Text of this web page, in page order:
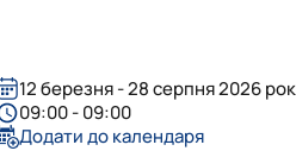
системами»
12 березня - 28 серпня 2026
09:00 - 09:00
Додати до календаря